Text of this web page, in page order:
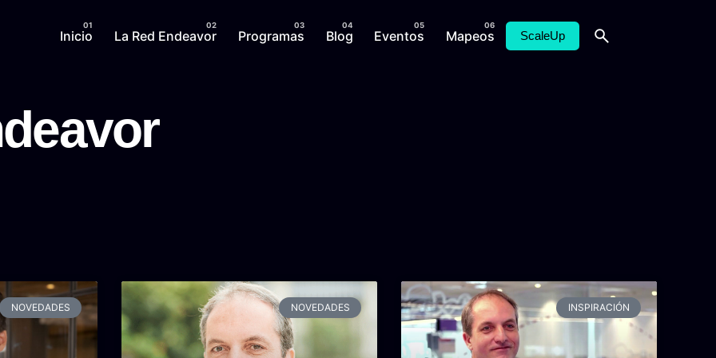
Inicio La Red Endeavor Programas Blog Eventos Mapeos ScaleUp
NOVEDADES NOVEDADES INSPIRACIÓN